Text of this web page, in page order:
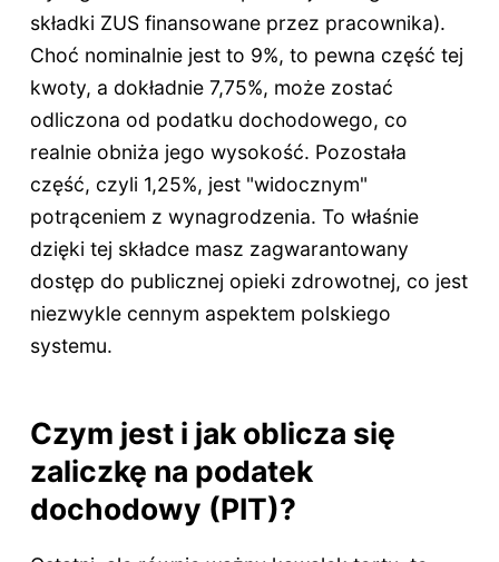
składki ZUS finansowane przez pracownika).
Choć nominalnie jest to 9%, to pewna część tej
kwoty, a dokładnie 7,75%, może zostać
odliczona od podatku dochodowego, co
realnie obniża jego wysokość. Pozostała
część, czyli 1,25%, jest "widocznym"
potrąceniem z wynagrodzenia. To właśnie
dzięki tej składce masz zagwarantowany
dostęp do publicznej opieki zdrowotnej, co jest
niezwykle cennym aspektem polskiego
systemu.
Czym jest i jak oblicza się
zaliczkę na podatek
dochodowy (PIT)?